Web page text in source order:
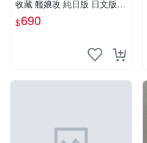
收藏 艦娘改 純日版 日文版
二手良品 艦これ
$690